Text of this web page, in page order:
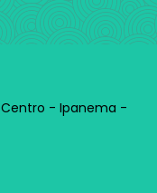
Centro - Ipanema -